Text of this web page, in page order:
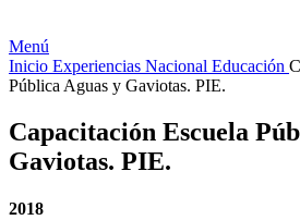
Menú
Inicio Experiencias Nacional Educación
Pública Aguas y Gaviotas. PIE.
Capacitación Escuela
Gaviotas. PIE.
2018